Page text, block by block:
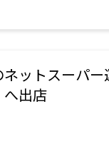
ットスーパー
出店